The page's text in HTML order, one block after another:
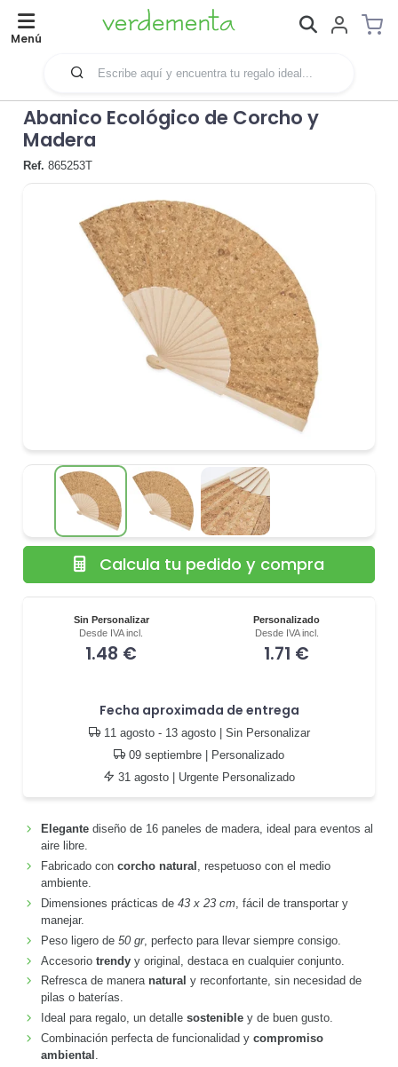
Menú
Abanico Ecológico de Corcho y
Madera
Ref. 865253T
Sin Personalizar
Desde IVA incl.
1.48 €
Personalizado
Desde IVA incl.
1.71 €
Fecha aproximada de entrega
11 agosto - 13 agosto| Sin Personalizar
09 septiembre | Personalizado
31 agosto | Urgente Personalizado
Calcula tu pedido y compra
Elegantediseño de 16 paneles de madera, ideal para eventos al
aire libre.
Fabricado con corcho natural
, respetuoso con el medio
ambiente.
Dimensiones prácticas de 43 x 23 cm, fácil de transportar y
manejar.
Peso ligero de 50 gr, perfecto para llevar siempre consigo.
Accesorio trendyy original, destaca en cualquier conjunto.
Refresca de manera natural y reconfortante, sin necesidad de
pilas o baterías.
Ideal para regalo, un detalle sostenibley de buen gusto.
Combinación perfecta de funcionalidad y compromiso
ambiental .